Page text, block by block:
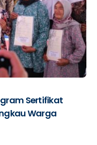
Sertifikat
Warga